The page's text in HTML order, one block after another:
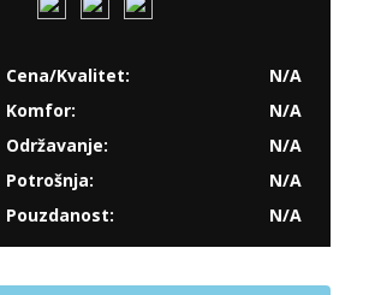
Cena/Kvalitet:
N/A
Komfor:
N/A
Održavanje:
N/A
Potrošnja:
N/A
Pouzdanost:
N/A